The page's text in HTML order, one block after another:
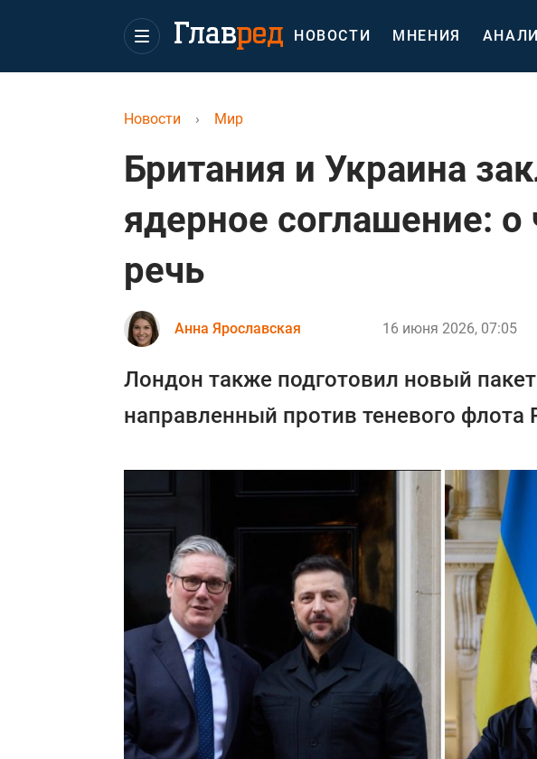
НОВОСТИ МНЕНИЯ
Новости › Мир
Британия и Украина
ядерное соглашение: о
речь
Анна Ярославская 16 июня 2026, 07:05
Лондон также подготовил новый
направленный против теневого флота